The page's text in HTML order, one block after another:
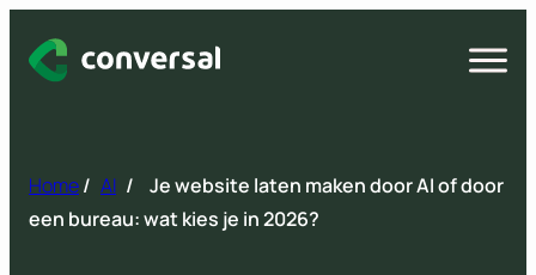
naar
Open
Home/ AI /
Je website laten maken door AI of door
een bureau: wat kies je in 2026?